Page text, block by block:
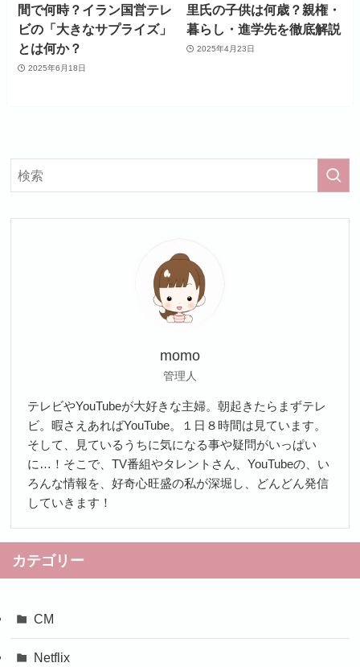
間で何時？イラン国営テレ
ビの「大きなサプライズ」
とは何か？
2025年6月18日
里氏の子供は何歳？親権・
暮らし・進学先を徹底解説
2025年4月23日
momo
管理人
テレビやYouTubeが大好きな主婦。朝起きたらまずテレ
ビ。暇さえあればYouTube。１日８時間は見ています。
そして、見ているうちに気になる事や疑問がいっぱい
に…！そこで、TV番組やタレントさん、YouTubeの、い
ろんな情報を、好奇心旺盛の私が深堀し、どんどん発信
していきます！
カテゴリー
CM
Netflix